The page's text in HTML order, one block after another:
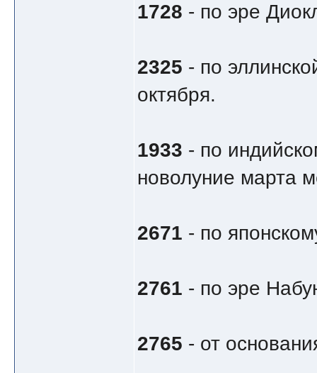
1728 - по эре
2325 - по
октября.
1933 - по
новолуние марта
2671 - по
2761 - по эре
2765 - от